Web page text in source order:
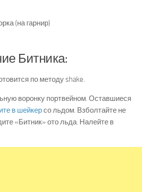
(на гарнир)
Битника:
по методу shake.
воронку портвейном. Оставшиеся
в шейкерсо льдом. Взболтайте не
«Битник» ото льда. Налейте в